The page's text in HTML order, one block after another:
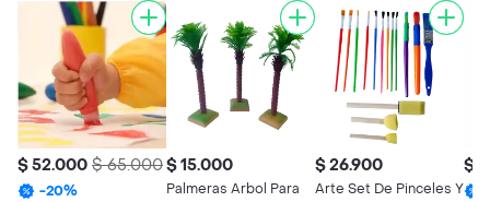
$ 52.000 $ 65.000
-20%
$ 15.000
Palmeras Arbol Para
$ 26.900
Arte Set De Pinceles Y
$